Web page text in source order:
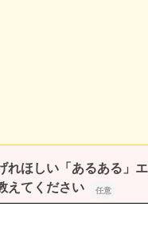
れほしい「あるある」
えてください
れほしい「あるある」